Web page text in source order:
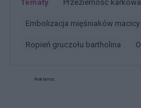
Tematy przezierność karkowa
embolizacja mięśniaków macicy
ropień gruczołu bartholina
Reklama: